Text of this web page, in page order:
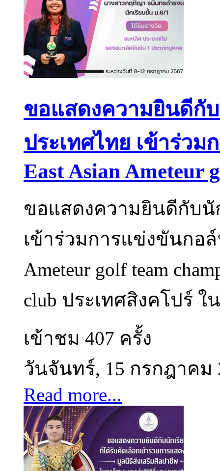
ขอแสดงความยินดีกั
ประเทศไทย เข้าร่ว
East Asian Ameteur
ขอแสดงความยินดีกับนั
เข้าร่วมการแข่งขันกอล์
Ameteur golf team
club ประเทศสิงคโปร์
เข้าชม 407 ครั้ง
วันจันทร์, 15 กรกฎาคม
Read more...